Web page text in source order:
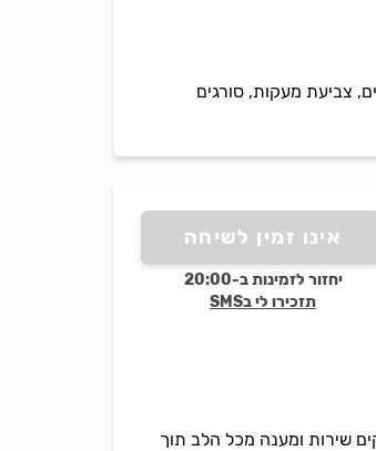
צביעת מעקות, סורגים
אינו זמין לשיחה
יחזור לזמינות ב-20:00
תזכירו לי בSMS
שירות ומענה מכל הלב תוך